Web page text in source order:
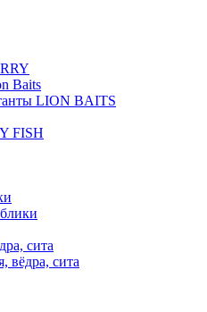
Baits
LION BAITS
FISH
сита
вёдра, сита